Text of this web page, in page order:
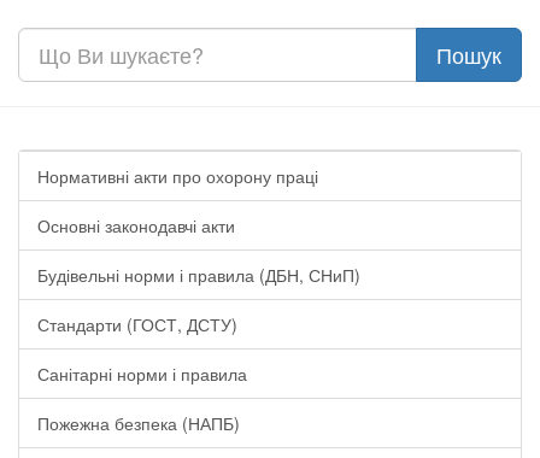
Нормативні акти про охорону праці
Основні законодавчі акти
Будівельні норми і правила (ДБН, СНиП)
Стандарти (ГОСТ, ДСТУ)
Санітарні норми і правила
Пожежна безпека (НАПБ)